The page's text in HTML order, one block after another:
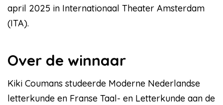
april 2025 in Internationaal Theater Amsterdam
(ITA).
Over de winnaar
Kiki Coumans studeerde Moderne Nederlandse
letterkunde en Franse Taal- en Letterkunde aan de